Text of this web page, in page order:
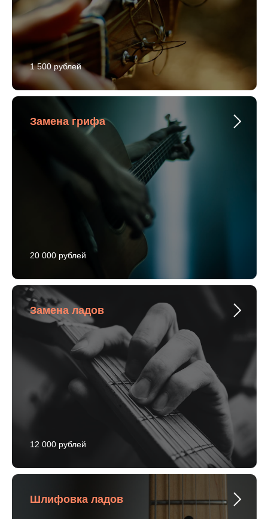
1 500 рублей
Замена грифа
20 000 рублей
Замена ладов
12 000 рублей
Шлифовка ладов